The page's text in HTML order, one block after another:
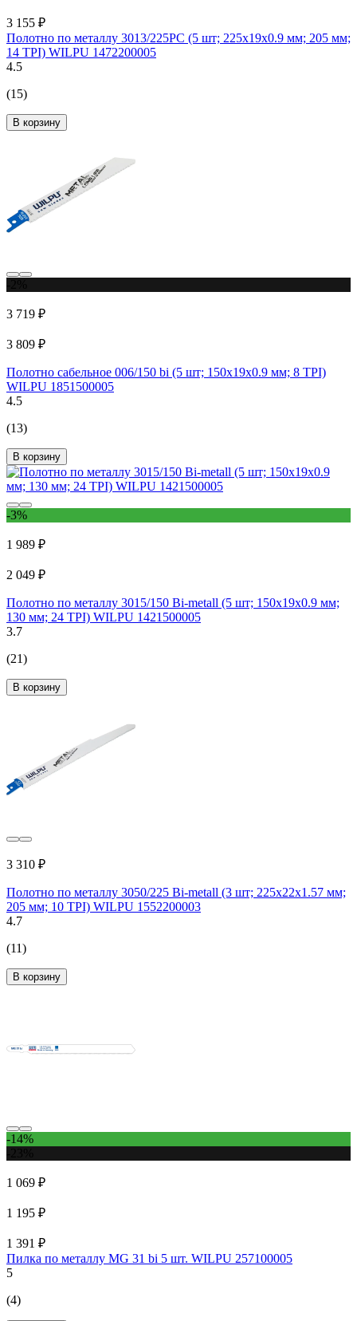
3 155 ₽
Полотно по металлу 3013/225PC (5 шт; 225х19х0.9 мм; 205 мм;
14 TPI) WILPU 1472200005
4.5
(15)
В корзину
3 719 ₽
3 809 ₽
Полотно сабельное 006/150 bi (5 шт; 150х19х0.9 мм; 8 TPI)
WILPU 1851500005
4.5
(13)
В корзину
-3%
1 989 ₽
2 049 ₽
Полотно по металлу 3015/150 Bi-metall (5 шт; 150х19х0.9 мм;
130 мм; 24 TPI) WILPU 1421500005
3.7
(21)
В корзину
3 310 ₽
Полотно по металлу 3050/225 Bi-metall (3 шт; 225х22х1.57 мм;
205 мм; 10 TPI) WILPU 1552200003
4.7
(11)
В корзину
-14%
1 069 ₽
1 195 ₽
1 391 ₽
Пилка по металлу MG 31 bi 5 шт. WILPU 257100005
5
(4)